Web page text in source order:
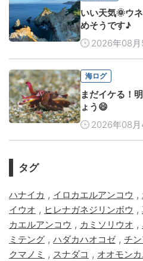
いい天気🌞ウ
めそうです♪
2026年08月
海ログ
まだイケる！
ょう😄
2026年08月
タグ
ハナイカ , イロカエルアンコウ ,
イウオ , ヒレナガネジリンボウ ,
カエルアンコウ , カミソリウオ ,
ミテング , ハダカハオコゼ, チ
クマノミ , スナダコ , オオモン